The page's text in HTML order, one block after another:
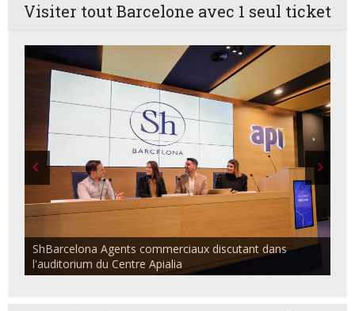
Visiter tout Barcelone avec 1 seul ticket
ShBarcelona Agents commerciaux discutant dans
l'auditorium du Centre Apialia